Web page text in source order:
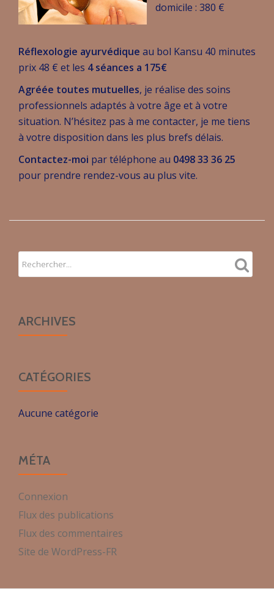
domicile : 380 €
Réflexologie ayurvédique au bol Kansu 40 minutes
prix 48 € et les 4 séances a 175€
Agréée toutes mutuelles, je réalise des soins
professionnels adaptés à votre âge et à votre
situation. N’hésitez pas à me contacter, je me tiens
à votre disposition dans les plus brefs délais.
Contactez-moi par téléphone au 0498 33 36 25
pour prendre rendez-vous au plus vite.
ARCHIVES
CATÉGORIES
Aucune catégorie
MÉTA
Connexion
Flux des publications
Flux des commentaires
Site de WordPress-FR